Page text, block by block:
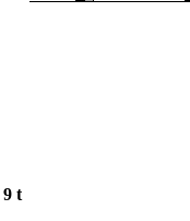
9 t